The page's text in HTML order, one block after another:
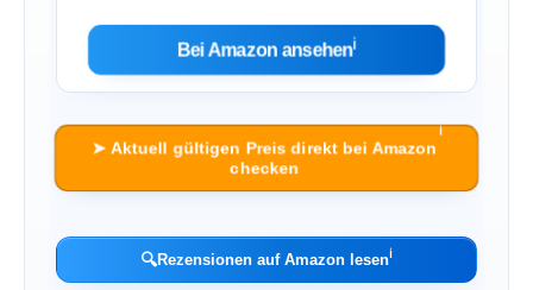
Bei Amazon ansehenℹ︎
➤ Aktuell gültigen Preis direkt bei Amazon
checken
ℹ︎
🔍Rezensionen auf Amazon lesenℹ︎